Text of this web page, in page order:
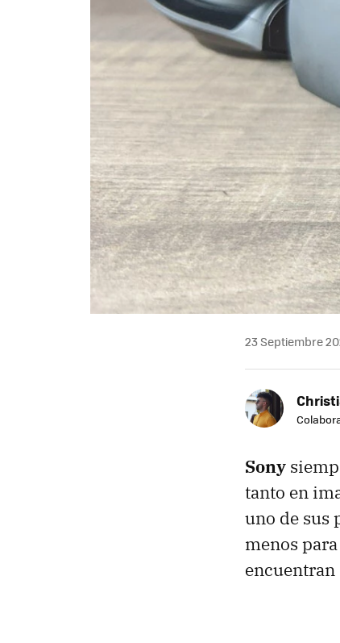
23 Septiembre
Sony
tanto en
uno de sus
menos
encuentran